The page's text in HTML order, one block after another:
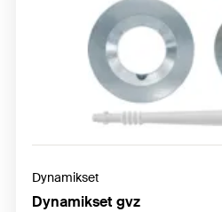
Dynamikset
Dynamikset gvz